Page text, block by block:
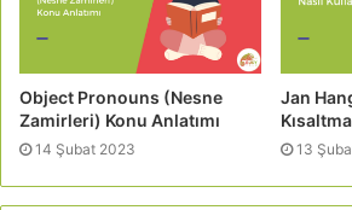
Object Pronouns (Nesne
Zamirleri) Konu Anlatımı
14 Şubat 2023
Jan
13